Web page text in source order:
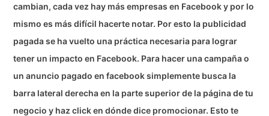
cambian, cada vez hay más empresas en Facebook y por lo
mismo es más difícil hacerte notar. Por esto la publicidad
pagada se ha vuelto una práctica necesaria para lograr
tener un impacto en Facebook. Para hacer una campaña o
un anuncio pagado en facebook simplemente busca la
barra lateral derecha en la parte superior de la página de tu
negocio y haz click en dónde dice promocionar. Esto te